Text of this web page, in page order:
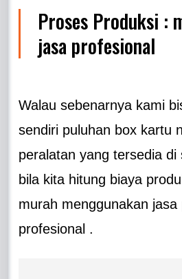
Proses Produksi :
jasa profesional
Walau sebenarnya kami
sendiri puluhan box kartu
peralatan yang tersedia di
bila kita hitung biaya
murah menggunakan jasa
profesional .